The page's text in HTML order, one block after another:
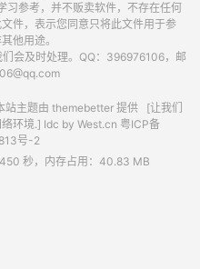
习参考，并不贩卖软件，不存在任何
件，表示您同意只将此文件用于参
他用途。
会及时处理。QQ：396976106，邮
站主题由 themebetter提供 [让我们
环境.] Idc by West.cn 粤ICP备
号-2
秒，内存占用：40.83 MB